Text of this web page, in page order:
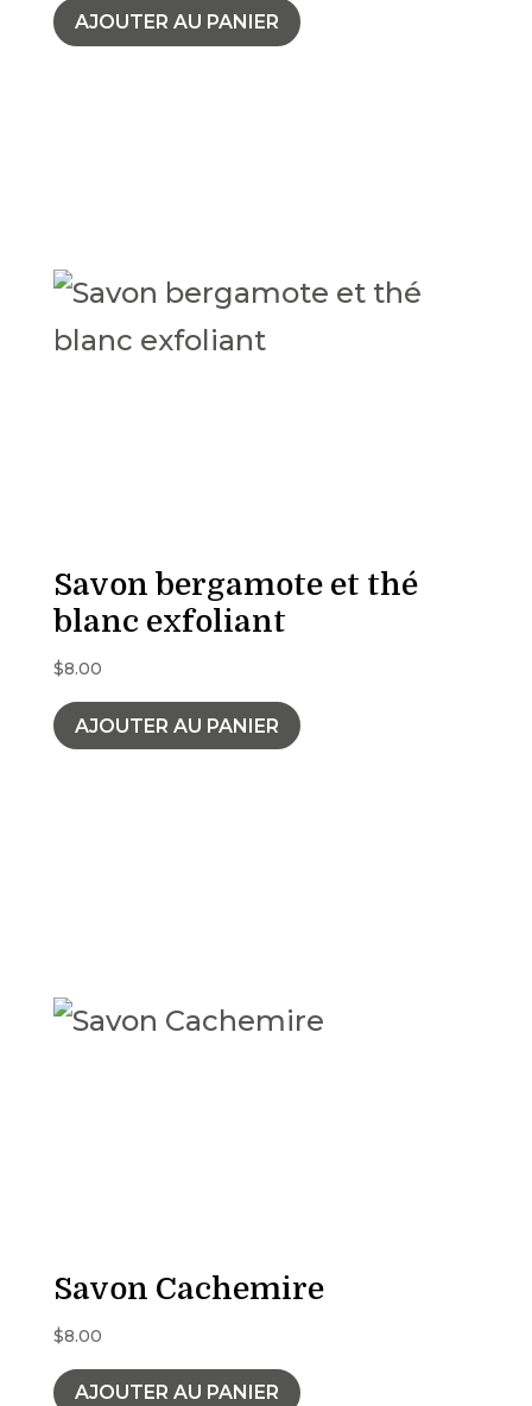
AJOUTER AU PANIER
Savon bergamote et thé
blanc exfoliant
$8.00
AJOUTER AU PANIER
Savon Cachemire
$8.00
AJOUTER AU PANIER